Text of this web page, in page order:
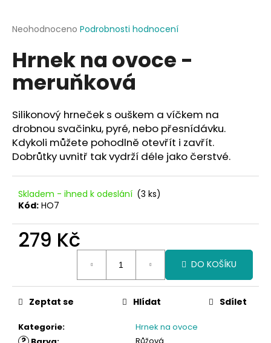
Průměrné
produktu
je
hvězdiček.
Neohodnoceno Podrobnosti hodnocení
Hrnek na ovoce -
meruňková
Silikonový hrneček s ouškem a víčkem na
drobnou svačinku, pyré, nebo přesnídávku.
Kdykoli můžete pohodlně otevřít i zavřít.
Dobrůtky uvnitř tak vydrží déle jako čerstvé.
Skladem - ihned k odeslání (3 ks)
Kód: HO7
279 Kč
DO KOŠÍKU
Kategorie: Hrnek na ovoce
Růžová
Zeptat se Hlídat Sdílet
j
t
?
HLEDAT
D
o
p
o
u
m